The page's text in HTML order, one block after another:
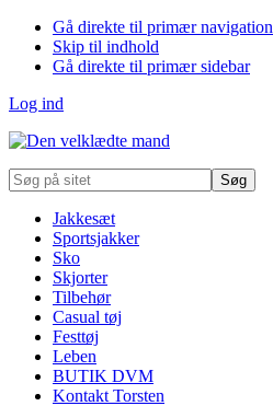
Gå direkte til primær navigation
Skip til indhold
Gå direkte til primær sidebar
Log ind
Søg
på
Jakkesæt
Sportsjakker
Sko
Skjorter
Tilbehør
Casual tøj
Festtøj
Leben
BUTIK DVM
Kontakt Torsten